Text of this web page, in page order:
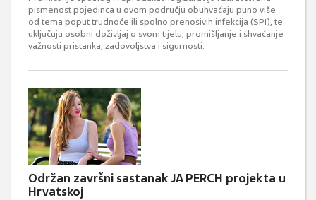
pismenost pojedinca u ovom području obuhvaćaju puno više
od tema poput trudnoće ili spolno prenosivih infekcija (SPI), te
uključuju osobni doživljaj o svom tijelu, promišljanje i shvaćanje
važnosti pristanka, zadovoljstva i sigurnosti.
Održan završni sastanak JA PERCH projekta u
Hrvatskoj